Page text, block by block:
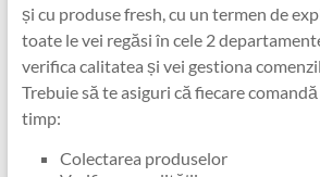
și cu produse fresh, cu un termen de
toate le vei regăsi în cele 2
verifica calitatea și vei gestiona
Trebuie să te asiguri că fiecare
timp:
Colectarea produselor